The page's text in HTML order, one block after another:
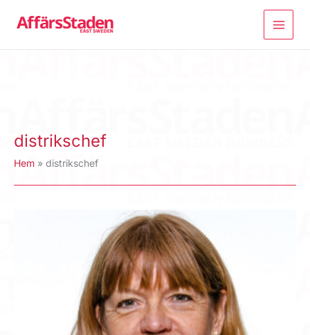
distrikschef
Hem distrikschef